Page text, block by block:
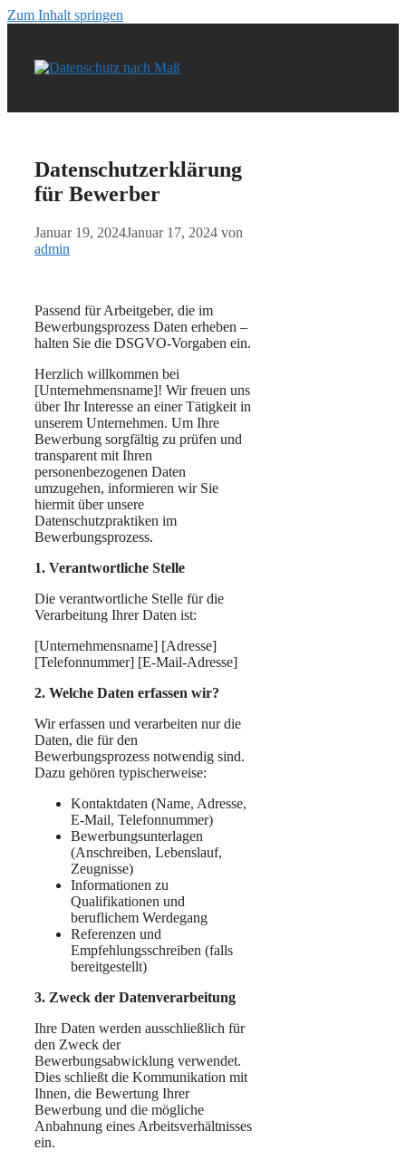
Zum Inhalt springen
Datenschutzerklärung
für Bewerber
Januar 19, 2024Januar 17, 2024 von
admin
Passend für Arbeitgeber, die im
Bewerbungsprozess Daten erheben –
halten Sie die DSGVO-Vorgaben ein.
Herzlich willkommen bei
[Unternehmensname]! Wir freuen uns
über Ihr Interesse an einer Tätigkeit in
unserem Unternehmen. Um Ihre
Bewerbung sorgfältig zu prüfen und
transparent mit Ihren
personenbezogenen Daten
umzugehen, informieren wir Sie
hiermit über unsere
Datenschutzpraktiken im
Bewerbungsprozess.
1. Verantwortliche Stelle
Die verantwortliche Stelle für die
Verarbeitung Ihrer Daten ist:
[Unternehmensname] [Adresse]
[Telefonnummer] [E-Mail-Adresse]
2. Welche Daten erfassen wir?
Wir erfassen und verarbeiten nur die
Daten, die für den
Bewerbungsprozess notwendig sind.
Dazu gehören typischerweise:
Kontaktdaten (Name, Adresse,
E-Mail, Telefonnummer)
Bewerbungsunterlagen
(Anschreiben, Lebenslauf,
Zeugnisse)
Informationen zu
Qualifikationen und
beruflichem Werdegang
Referenzen und
Empfehlungsschreiben (falls
bereitgestellt)
3. Zweck der Datenverarbeitung
Ihre Daten werden ausschließlich für
den Zweck der
Bewerbungsabwicklung verwendet.
Dies schließt die Kommunikation mit
Ihnen, die Bewertung Ihrer
Bewerbung und die mögliche
Anbahnung eines Arbeitsverhältnisses
ein.